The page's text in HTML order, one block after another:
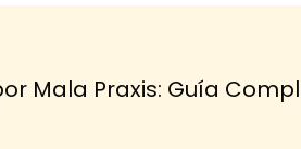
Mala Praxis: Guía